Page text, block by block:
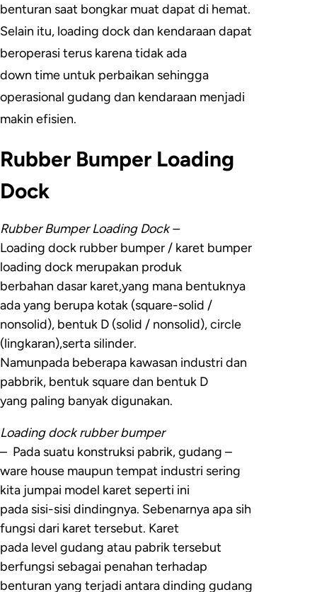
benturan saat bongkar muat dapat di hemat.
Selain itu, loading dock dan kendaraan dapat
beroperasi terus karena tidak ada
down time untuk perbaikan sehingga
operasional gudang dan kendaraan menjadi
makin efisien.
Rubber Bumper Loading
Dock
Rubber Bumper Loading Dock –
Loading dock rubber bumper / karet bumper
loading dock merupakan produk
berbahan dasar karet,yang mana bentuknya
ada yang berupa kotak (square-solid /
nonsolid), bentuk D (solid / nonsolid), circle
(lingkaran),serta silinder.
Namunpada beberapa kawasan industri dan
pabbrik, bentuk square dan bentuk D
yang paling banyak digunakan.
Loading dock rubber bumper
– Pada suatu konstruksi pabrik, gudang –
ware house maupun tempat industri sering
kita jumpai model karet seperti ini
pada sisi-sisi dindingnya. Sebenarnya apa sih
fungsi dari karet tersebut. Karet
pada level gudang atau pabrik tersebut
berfungsi sebagai penahan terhadap
benturan yang terjadi antara dinding gudang